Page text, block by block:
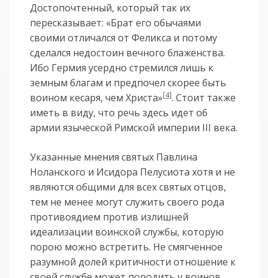
Достопочтенный, который так их
пересказывает: «Брат его обычаями
своими отличался от Феликса и потому
сделался недостоин вечного блаженства.
Ибо Гермия усердно стремился лишь к
земным благам и предпочел скорее быть
воином кесаря, чем Христа»[4]. Стоит также
иметь в виду, что речь здесь идет об
армии языческой Римской империи III века.
Указанные мнения святых Павлина
Ноланского и Исидора Пелусиота хотя и не
являются общими для всех святых отцов,
тем не менее могут служить своего рода
противоядием против излишней
идеализации воинской службы, которую
порою можно встретить. Не смягченное
разумной долей критичности отношение к